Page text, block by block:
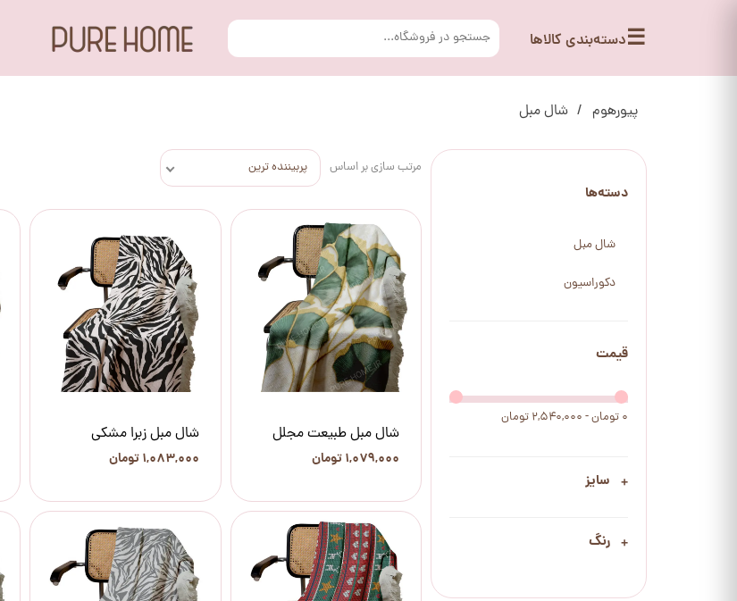
☰دسته‌بندی کالاها
پیورهوم شال مبل
دسته‌ها
شال مبل
دکوراسیون
قیمت
۰ تومان - ۲,۵۴۰,۰۰۰ تومان
سایز
رنگ
مرتب سازی بر اساس پربیننده ترین
شال مبل طبیعت مجلل
۱,۰۷۹,۰۰۰ تومان
شال مبل زبرا مشکی
۱,۰۸۳,۰۰۰ تومان